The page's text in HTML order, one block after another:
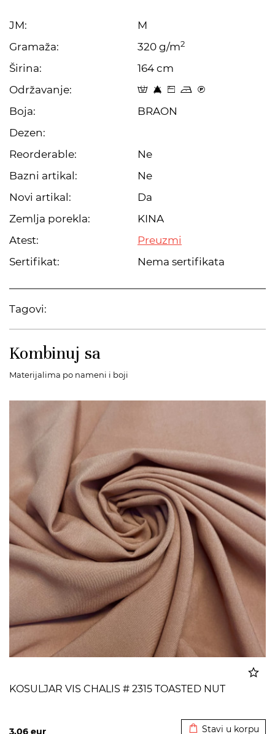
JM:
M
Gramaža:
320 g/m2
Širina:
164 cm
Održavanje:
W 8 Z o C
Boja:
BRAON
Dezen:
Reorderable:
Ne
Bazni artikal:
Ne
Novi artikal:
Da
Zemlja porekla:
KINA
Atest:
Preuzmi
Sertifikat:
Nema sertifikata
Tagovi:
Kombinuj sa
Materijalima po nameni i boji
KOSULJAR VIS CHALIS # 2315 TOASTED NUT
3,06 eur Stavi u korpu